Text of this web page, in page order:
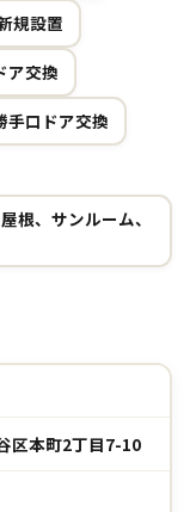
規設置
ア交換
手口ドア交換
根、サンルーム、
区本町2丁目7-10